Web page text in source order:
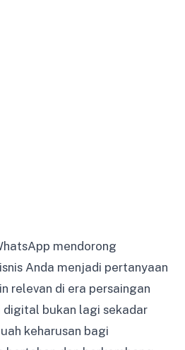
mendorong
Anda menjadi pertanyaan
relevan di era persaingan
digital bukan lagi sekadar
keharusan bagi